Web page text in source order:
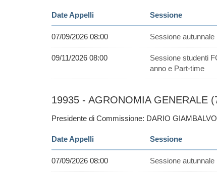
Date Appelli Sessione
07/09/2026 08:00 Sessione autunnale
09/11/2026 08:00
Sessione studenti
anno e Part-time
19935 - AGRONOMIA GENERALE
Presidente di Commissione: DARIO
Date Appelli Sessione
07/09/2026 08:00 Sessione autunnale